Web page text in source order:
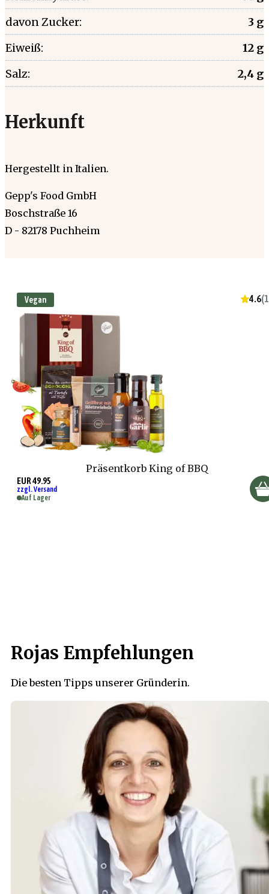
davon Zucker:
3 g
Eiweiß:
12 g
Salz:
2,4 g
Herkunft
Hergestellt in Italien.
Gepp's Food GmbH
Boschstraße 16
D - 82178 Puchheim
Vegan 4.6(
Präsentkorb King of BBQ
EUR 49.95
zzgl. Versand
Auf Lager
Rojas Empfehlungen
Die besten Tipps unserer Gründerin.